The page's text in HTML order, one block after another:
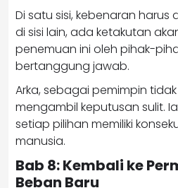
Di satu sisi, kebenaran harus
di sisi lain, ada ketakutan
penemuan ini oleh pihak-
bertanggung jawab.
Arka, sebagai pemimpin tidak
mengambil keputusan sulit.
setiap pilihan memiliki
manusia.
Bab 8: Kembali ke
Beban Baru